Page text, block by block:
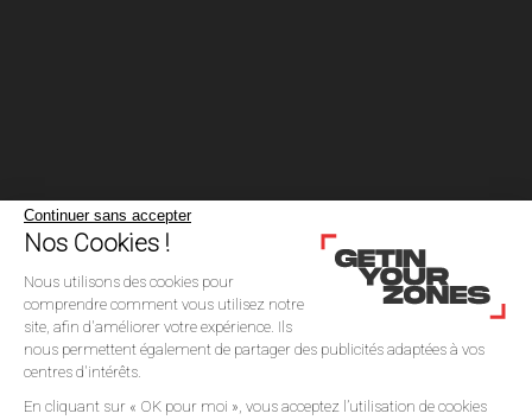
Continuer sans accepter
Nos Cookies !
Nous utilisons des cookies pour
comprendre comment vous utilisez notre
site, afin d'améliorer votre expérience. Ils
nous permettent également de partager des publicités adaptées à vos
centres d'intérêts.
En cliquant sur « OK pour moi », vous acceptez l’utilisation de cookies